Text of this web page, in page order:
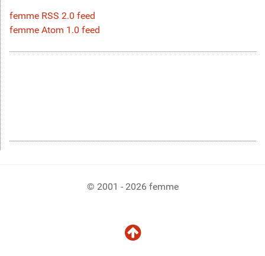
femme RSS 2.0 feed
femme Atom 1.0 feed
© 2001 - 2026 femme